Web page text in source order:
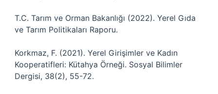
T.C. Tarım ve Orman Bakanlığı (2022). Yerel Gıda
ve Tarım Politikaları Raporu.
Korkmaz, F. (2021). Yerel Girişimler ve Kadın
Kooperatifleri: Kütahya Örneği. Sosyal Bilimler
Dergisi, 38(2), 55-72.